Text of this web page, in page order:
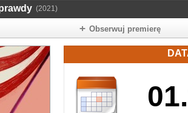
(2021)
Obserwuj premierę